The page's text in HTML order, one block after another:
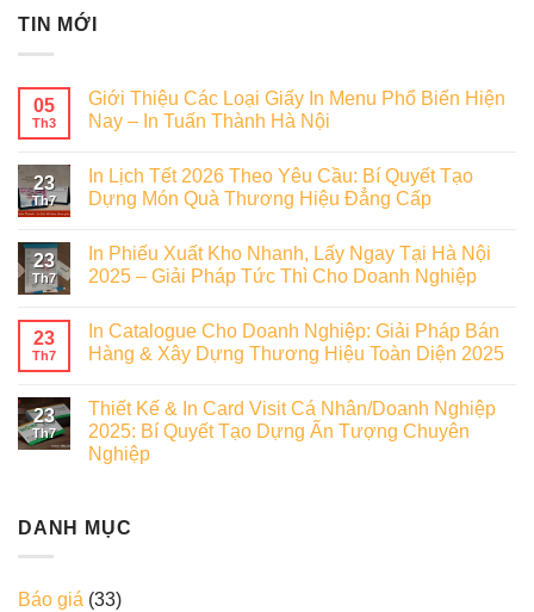
TIN MỚI
05
Th3
Giới Thiệu Các Loại Giấy In Menu Phổ Biến Hiện
Nay – In Tuấn Thành Hà Nội
23
Th7
In Lịch Tết 2026 Theo Yêu Cầu: Bí Quyết Tạo
Dựng Món Quà Thương Hiệu Đẳng Cấp
23
Th7
In Phiếu Xuất Kho Nhanh, Lấy Ngay Tại Hà Nội
2025 – Giải Pháp Tức Thì Cho Doanh Nghiệp
23
Th7
In Catalogue Cho Doanh Nghiệp: Giải Pháp Bán
Hàng & Xây Dựng Thương Hiệu Toàn Diện 2025
23
Th7
Thiết Kế & In Card Visit Cá Nhân/Doanh Nghiệp
2025: Bí Quyết Tạo Dựng Ấn Tượng Chuyên
Nghiệp
DANH MỤC
Báo giá (33)